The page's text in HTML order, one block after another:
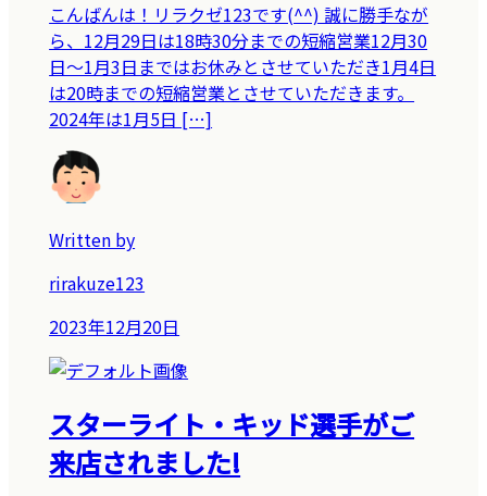
こんばんは！リラクゼ123です(^^) 誠に勝手なが
ら、12月29日は18時30分までの短縮営業12月30
日〜1月3日まではお休みとさせていただき1月4日
は20時までの短縮営業とさせていただきます。
2024年は1月5日 […]
Written by
rirakuze123
2023年12月20日
スターライト・キッド選手がご
来店されました!